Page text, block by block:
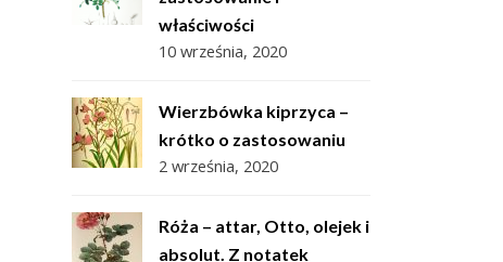
właściwości
10 września, 2020
Wierzbówka kiprzyca –
krótko o zastosowaniu
2 września, 2020
Róża – attar, Otto, olejek i
absolut. Z notatek